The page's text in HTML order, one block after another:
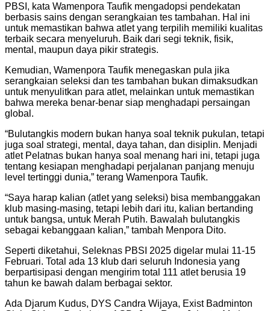
PBSI, kata Wamenpora Taufik mengadopsi pendekatan
berbasis sains dengan serangkaian tes tambahan. Hal ini
untuk memastikan bahwa atlet yang terpilih memiliki kualitas
terbaik secara menyeluruh. Baik dari segi teknik, fisik,
mental, maupun daya pikir strategis.
Kemudian, Wamenpora Taufik menegaskan pula jika
serangkaian seleksi dan tes tambahan bukan dimaksudkan
untuk menyulitkan para atlet, melainkan untuk memastikan
bahwa mereka benar-benar siap menghadapi persaingan
global.
“Bulutangkis modern bukan hanya soal teknik pukulan, tetapi
juga soal strategi, mental, daya tahan, dan disiplin. Menjadi
atlet Pelatnas bukan hanya soal menang hari ini, tetapi juga
tentang kesiapan menghadapi perjalanan panjang menuju
level tertinggi dunia,” terang Wamenpora Taufik.
“Saya harap kalian (atlet yang seleksi) bisa membanggakan
klub masing-masing, tetapi lebih dari itu, kalian bertanding
untuk bangsa, untuk Merah Putih. Bawalah bulutangkis
sebagai kebanggaan kalian,” tambah Menpora Dito.
Seperti diketahui, Seleknas PBSI 2025 digelar mulai 11-15
Februari. Total ada 13 klub dari seluruh Indonesia yang
berpartisipasi dengan mengirim total 111 atlet berusia 19
tahun ke bawah dalam berbagai sektor.
Ada Djarum Kudus, DYS Candra Wijaya, Exist Badminton